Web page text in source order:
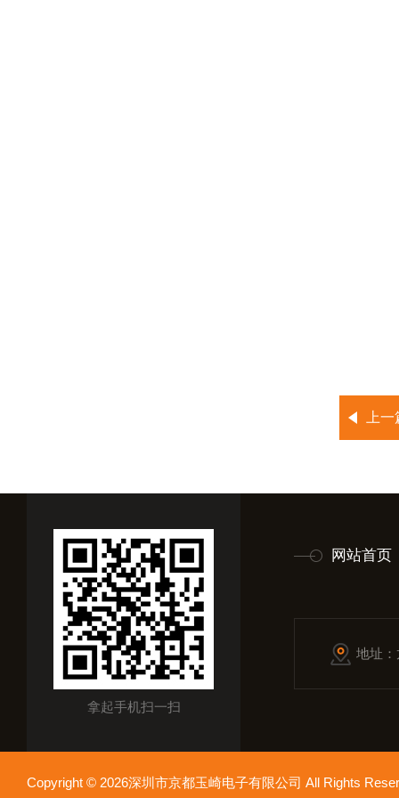
上
拿起手机扫一扫
网站首页
地址
Copyright © 2026深圳市京都玉崎电子有限公司 All Rights